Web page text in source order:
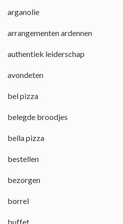
arganolie
arrangementen ardennen
authentiek leiderschap
avondeten
bel pizza
belegde broodjes
bella pizza
bestellen
bezorgen
borrel
buffet